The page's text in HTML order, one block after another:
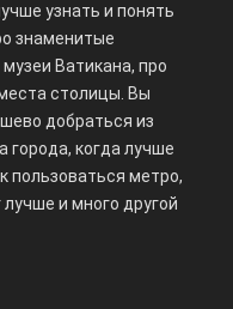
узнать и понять
знаменитые
Ватикана, про
столицы. Вы
добраться из
когда лучше
пользоваться метро,
и много другой